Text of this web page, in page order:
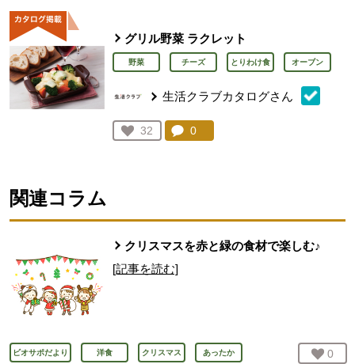
グリル野菜 ラクレット
野菜 チーズ とりわけ食 オーブン
生活クラブカタログさん
お気に入り登録：
32
人が登録
コメント：
0
関連コラム
クリスマスを赤と緑の食材で楽しむ♪
[記事を読む]
ビオサポだより 洋食 クリスマス あったか お気
0